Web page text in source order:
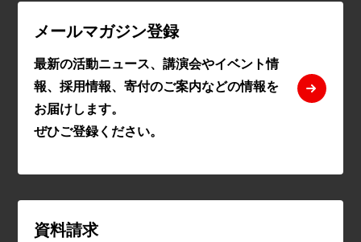
メールマガジン登録
最新の活動ニュース、講演会やイベント情
報、採用情報、寄付のご案内などの情報を
お届けします。
ぜひご登録ください。
資料請求